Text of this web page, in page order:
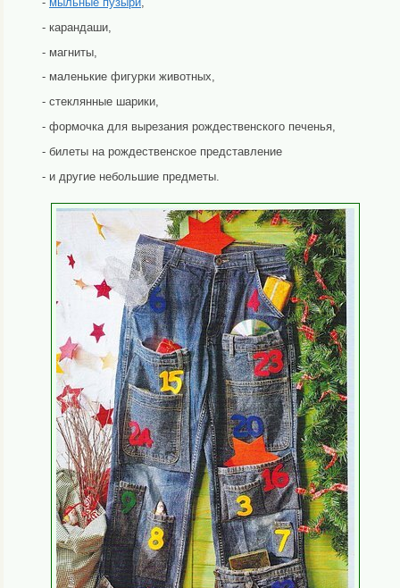
- карандаши,
- магниты,
- маленькие фигурки животных,
- стеклянные шарики,
- формочка для вырезания рождественского печенья,
- билеты на рождественское представление
- и другие небольшие предметы.